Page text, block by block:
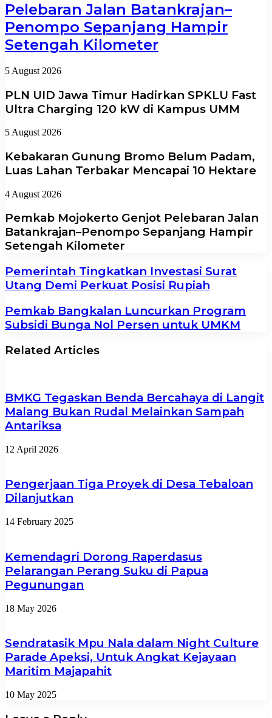
Pelebaran Jalan Batankrajan–
Penompo Sepanjang Hampir
Setengah Kilometer
5 August 2026
PLN UID Jawa Timur Hadirkan SPKLU Fast
Ultra Charging 120 kW di Kampus UMM
5 August 2026
Kebakaran Gunung Bromo Belum Padam,
Luas Lahan Terbakar Mencapai 10 Hektare
4 August 2026
Pemkab Mojokerto Genjot Pelebaran Jalan
Batankrajan–Penompo Sepanjang Hampir
Setengah Kilometer
Pemerintah Tingkatkan Investasi Surat
Utang Demi Perkuat Posisi Rupiah
Pemkab Bangkalan Luncurkan Program
Subsidi Bunga Nol Persen untuk UMKM
Related Articles
BMKG Tegaskan Benda Bercahaya di Langit
Malang Bukan Rudal Melainkan Sampah
Antariksa
12 April 2026
Pengerjaan Tiga Proyek di Desa Tebaloan
Dilanjutkan
14 February 2025
Kemendagri Dorong Raperdasus
Pelarangan Perang Suku di Papua
Pegunungan
18 May 2026
Sendratasik Mpu Nala dalam Night Culture
Parade Apeksi, Untuk Angkat Kejayaan
Maritim Majapahit
10 May 2025